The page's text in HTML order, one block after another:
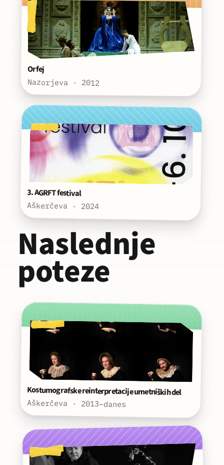
Orfej
Nazorjeva · 2012
3. AGRFT festival
Aškerčeva · 2024
Naslednje
poteze
Kostumografske reinterpretacije umetniških del
Aškerčeva · 2013–danes